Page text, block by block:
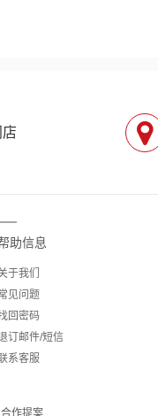
助信息
于我们
见问题
回密码
订邮件/短信
系客服
合作提案